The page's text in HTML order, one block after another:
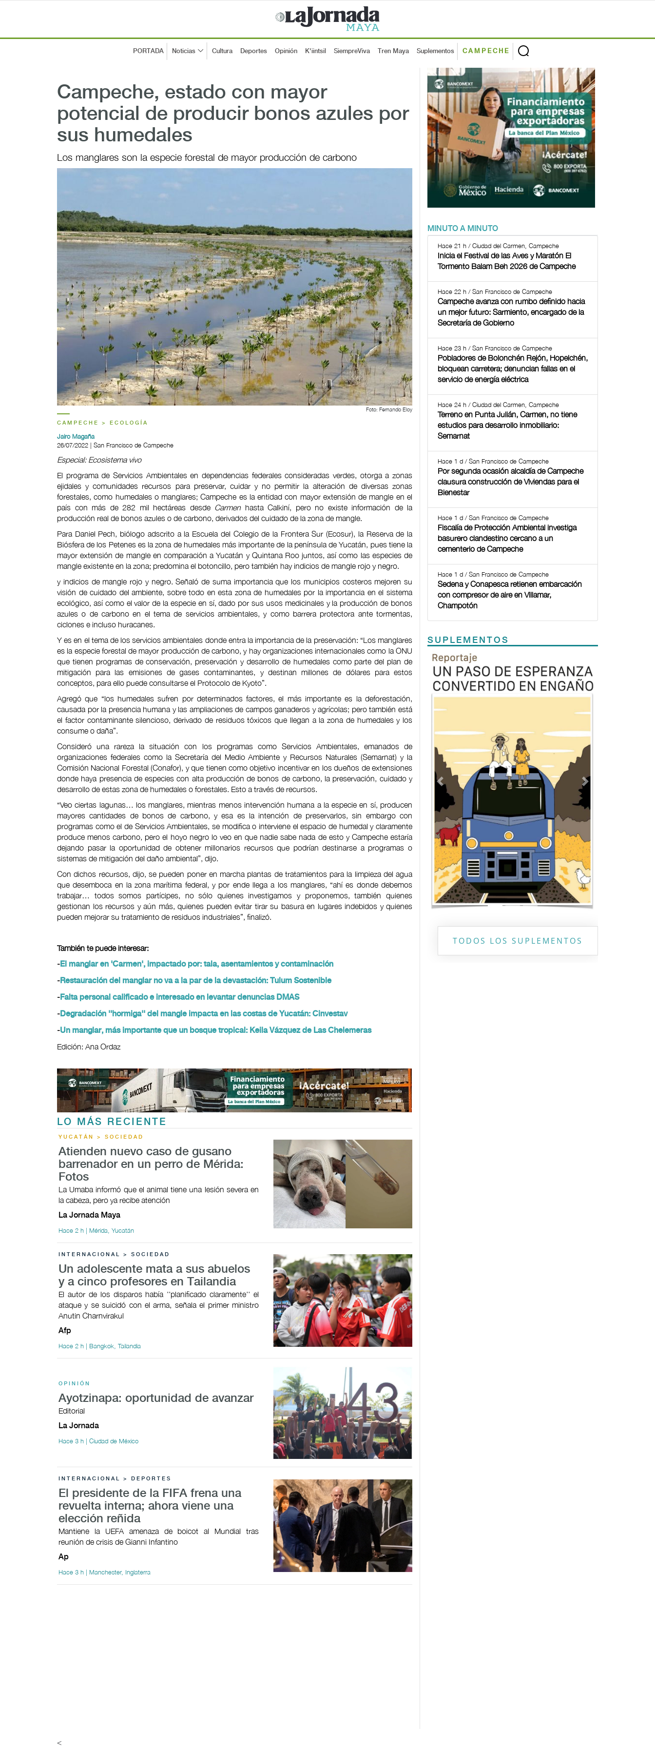
PORTADA Noticias Cultura Deportes Opinión K'iintsil SiempreViva Tren Maya Suplementos CAMPECHE
Campeche, estado con mayor
potencial de producir bonos azules por
sus humedales
Los manglares son la especie forestal de mayor producción de carbono
Foto: Fernando Eloy
CAMPECHE > ECOLOGÍA
Jairo Magaña
26/07/2022 | San Francisco de Campeche
Especial: Ecosistema vivo
El programa de Servicios Ambientales en dependencias federales consideradas verdes, otorga a zonas
ejidales y comunidades recursos para preservar, cuidar y no permitir la alteración de diversas zonas
forestales, como humedales o manglares; Campeche es la entidad con mayor extensión de mangle en el
país con más de 282 mil hectáreas desde Carmenhasta Calkiní, pero no existe información de la
producción real de bonos azules o de carbono, derivados del cuidado de la zona de mangle.
Para Daniel Pech, biólogo adscrito a la Escuela del Colegio de la Frontera Sur (Ecosur), la Reserva de la
Biósfera de los Petenes es la zona de humedales más importante de la península de Yucatán, pues tiene la
mayor extensión de mangle en comparación a Yucatán y Quintana Roo juntos, así como las especies de
mangle existente en la zona; predomina el botoncillo, pero también hay indicios de mangle rojo y negro.
y indicios de mangle rojo y negro. Señaló de suma importancia que los municipios costeros mejoren su
visión de cuidado del ambiente, sobre todo en esta zona de humedales por la importancia en el sistema
ecológico, así como el valor de la especie en sí, dado por sus usos medicinales y la producción de bonos
azules o de carbono en el tema de servicios ambientales, y como barrera protectora ante tormentas,
ciclones e incluso huracanes.
Y es en el tema de los servicios ambientales donde entra la importancia de la preservación: “Los manglares
es la especie forestal de mayor producción de carbono, y hay organizaciones internacionales como la ONU
que tienen programas de conservación, preservación y desarrollo de humedales como parte del plan de
mitigación para las emisiones de gases contaminantes, y destinan millones de dólares para estos
conceptos, para ello puede consultarse el Protocolo de Kyoto”.
Agregó que “los humedales sufren por determinados factores, el más importante es la deforestación,
causada por la presencia humana y las ampliaciones de campos ganaderos y agrícolas; pero también está
el factor contaminante silencioso, derivado de residuos tóxicos que llegan a la zona de humedales y los
consume o daña”.
Consideró una rareza la situación con los programas como Servicios Ambientales, emanados de
organizaciones federales como la Secretaría del Medio Ambiente y Recursos Naturales (Semarnat) y la
Comisión Nacional Forestal (Conafor), y que tienen como objetivo incentivar en los dueños de extensiones
donde haya presencia de especies con alta producción de bonos de carbono, la preservación, cuidado y
desarrollo de estas zona de humedales o forestales. Esto a través de recursos.
“Veo ciertas lagunas… los manglares, mientras menos intervención humana a la especie en sí, producen
mayores cantidades de bonos de carbono, y esa es la intención de preservarlos, sin embargo con
programas como el de Servicios Ambientales, se modifica o interviene el espacio de humedal y claramente
produce menos carbono, pero el hoyo negro lo veo en que nadie sabe nada de esto y Campeche estaría
dejando pasar la oportunidad de obtener millonarios recursos que podrían destinarse a programas o
sistemas de mitigación del daño ambiental”, dijo.
Con dichos recursos, dijo, se pueden poner en marcha plantas de tratamientos para la limpieza del agua
que desemboca en la zona marítima federal, y por ende llega a los manglares, “ahí es donde debemos
trabajar… todos somos partícipes, no sólo quienes investigamos y proponemos, también quienes
gestionan los recursos y aún más, quienes pueden evitar tirar su basura en lugares indebidos y quienes
pueden mejorar su tratamiento de residuos industriales”, finalizó.
También te puede interesar:
-El manglar en 'Carmen', impactado por: tala, asentamientos y contaminación
-Restauración del manglar no va a la par de la devastación: Tulum Sostenible
-Falta personal calificado e interesado en levantar denuncias DMAS
-Degradación ''hormiga'' del mangle impacta en las costas de Yucatán: Cinvestav
-Un manglar, más importante que un bosque tropical: Keila Vázquez de Las Chelemeras
Edición: Ana Ordaz
LO MÁS RECIENTE
YUCATÁN > SOCIEDAD
Atienden nuevo caso de gusano
barrenador en un perro de Mérida:
Fotos
La Umaba informó que el animal tiene una lesión severa en
la cabeza, pero ya recibe atención
La Jornada Maya
Hace 2 h | Mérida, Yucatán
INTERNACIONAL > SOCIEDAD
Un adolescente mata a sus abuelos
y a cinco profesores en Tailandia
El autor de los disparos había ''planificado claramente'' el
ataque y se suicidó con el arma, señala el primer ministro
Anutin Charnvirakul
Afp
Hace 2 h | Bangkok, Tailandia
OPINIÓN
Ayotzinapa: oportunidad de avanzar
Editorial
La Jornada
Hace 3 h | Ciudad de México
INTERNACIONAL > DEPORTES
El presidente de la FIFA frena una
revuelta interna; ahora viene una
elección reñida
Mantiene la UEFA amenaza de boicot al Mundial tras
reunión de crisis de Gianni Infantino
Ap
Hace 3 h | Manchester, Inglaterra
MINUTO A MINUTO
Hace 21 h / Ciudad del Carmen, Campeche
Inicia el Festival de las Aves y Maratón El
Tormento Balam Beh 2026 de Campeche
Hace 22 h / San Francisco de Campeche
Campeche avanza con rumbo definido hacia
un mejor futuro: Sarmiento, encargado de la
Secretaría de Gobierno
Hace 23 h / San Francisco de Campeche
Pobladores de Bolonchén Rejón, Hopelchén,
bloquean carretera; denuncian fallas en el
servicio de energía eléctrica
Hace 24 h / Ciudad del Carmen, Campeche
Terreno en Punta Julián, Carmen, no tiene
estudios para desarrollo inmobiliario:
Semarnat
Hace 1 d / San Francisco de Campeche
Por segunda ocasión alcaldía de Campeche
clausura construcción de Viviendas para el
Bienestar
Hace 1 d / San Francisco de Campeche
Fiscalía de Protección Ambiental investiga
basurero clandestino cercano a un
cementerio de Campeche
Hace 1 d / San Francisco de Campeche
Sedena y Conapesca retienen embarcación
con compresor de aire en Villamar,
Champotón
SUPLEMENTOS
Previous Next
TODOS LOS SUPLEMENTOS
<